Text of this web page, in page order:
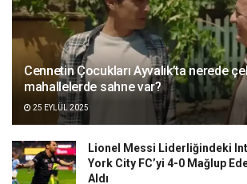
Cennetin Çocukları Ayvalık’ta nerede
mahallelerde sahne var?
25 EYLÜL 2025
Lionel Messi Liderliğindeki
York City FC’yi 4-0 Mağlup
Aldı